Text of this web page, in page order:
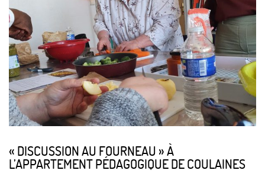
« DISCUSSION AU FOURNEAU » À
L’APPARTEMENT PÉDAGOGIQUE DE COULAINES